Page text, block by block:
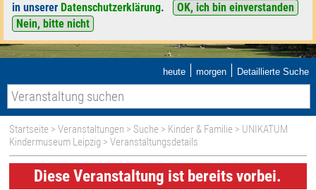
in unserer Datenschutzerklärung.
OK, ich bin einverstanden
Nein, bitte nicht
heute | morgen | Detaillierte Suche
Startseite >Veranstaltungen > Suche > Kinder & Familie > UNIKATUM
Kindermuseum Leipzig > Veranstaltungsdetails
Diese Veranstaltung ist bereits vorbei.